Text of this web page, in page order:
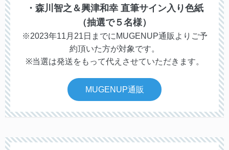
・森川智之＆興津和幸 直筆サイン入り色紙
（抽選で５名様）
※2023年11月21日までにMUGENUP通販よりご予
約頂いた方が対象です。
※当選は発送をもって代えさせていただきます。
MUGENUP通販